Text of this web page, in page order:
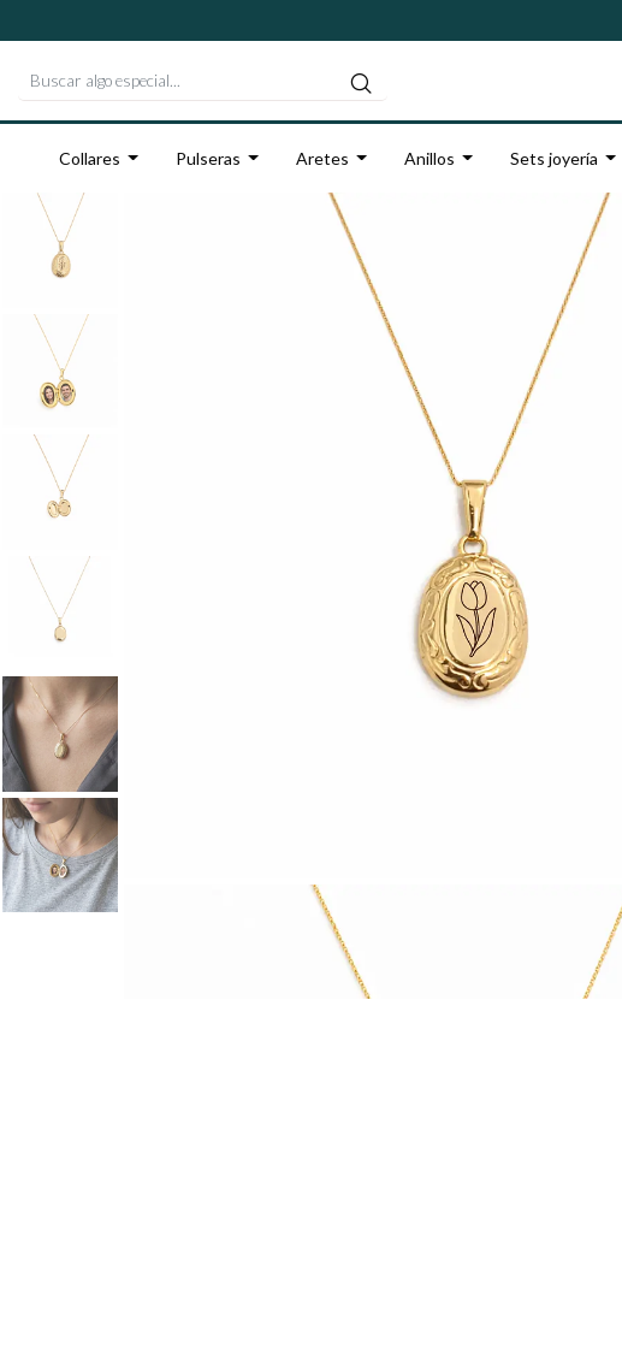
Collares Pulseras Aretes Anillos Sets joyería